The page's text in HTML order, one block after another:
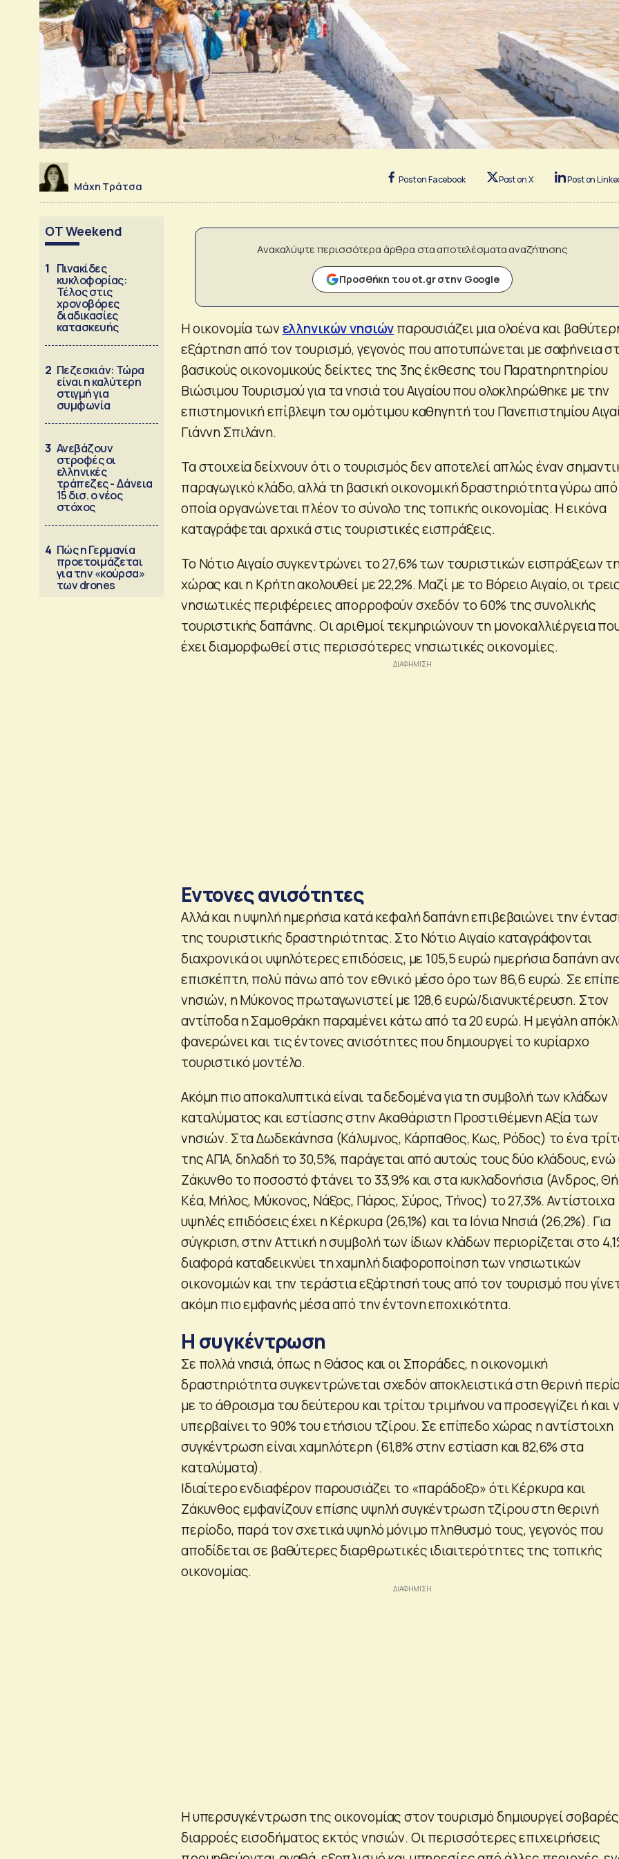
Μάχη Τράτσα
Post on Facebook Post on X Post on
OT Weekend
1 Πινακίδες
κυκλοφορίας:
Τέλος στις
χρονοβόρες
διαδικασίες
κατασκευής
2 Πεζεσκιάν: Τώρα
είναι η καλύτερη
στιγμή για
συμφωνία
3 Ανεβάζουν
στροφές οι
ελληνικές
τράπεζες - Δάνεια
15 δισ. ο νέος
στόχος
4 Πώς η Γερμανία
προετοιμάζεται
για την «κούρσα»
των drones
Ανακαλύψτε περισσότερα άρθρα στα αποτελέσματα αναζήτησης
Προσθήκη του ot.gr στην Google
Η οικονομία των ελληνικών νησιώνπαρουσιάζει μια ολοένα και
εξάρτηση από τον τουρισμό, γεγονός που αποτυπώνεται με σαφήνεια
βασικούς οικονομικούς δείκτες της 3ης έκθεσης του Παρατηρητηρίου
Βιώσιμου Τουρισμού για τα νησιά του Αιγαίου που ολοκληρώθηκε με την
επιστημονική επίβλεψη του ομότιμου καθηγητή του Πανεπιστημίου
Γιάννη Σπιλάνη.
Τα στοιχεία δείχνουν ότι ο τουρισμός δεν αποτελεί απλώς έναν
παραγωγικό κλάδο, αλλά τη βασική οικονομική δραστηριότητα γύρω
οποία οργανώνεται πλέον το σύνολο της τοπικής οικονομίας. Η εικόνα
καταγράφεται αρχικά στις τουριστικές εισπράξεις.
Το Νότιο Αιγαίο συγκεντρώνει το 27,6% των τουριστικών εισπράξεων
χώρας και η Κρήτη ακολουθεί με 22,2%. Μαζί με το Βόρειο Αιγαίο, οι
νησιωτικές περιφέρειες απορροφούν σχεδόν το 60% της συνολικής
τουριστικής δαπάνης. Οι αριθμοί τεκμηριώνουν τη μονοκαλλιέργεια
έχει διαμορφωθεί στις περισσότερες νησιωτικές οικονομίες.
Eντονες ανισότητες
Αλλά και η υψηλή ημερήσια κατά κεφαλή δαπάνη επιβεβαιώνει την
της τουριστικής δραστηριότητας. Στο Νότιο Αιγαίο καταγράφονται
διαχρονικά οι υψηλότερες επιδόσεις, με 105,5 ευρώ ημερήσια δαπάνη
επισκέπτη, πολύ πάνω από τον εθνικό μέσο όρο των 86,6 ευρώ. Σε
νησιών, η Μύκονος πρωταγωνιστεί με 128,6 ευρώ/διανυκτέρευση. Στον
αντίποδα η Σαμοθράκη παραμένει κάτω από τα 20 ευρώ. Η μεγάλη
φανερώνει και τις έντονες ανισότητες που δημιουργεί το κυρίαρχο
τουριστικό μοντέλο.
Ακόμη πιο αποκαλυπτικά είναι τα δεδομένα για τη συμβολή των κλάδων
καταλύματος και εστίασης στην Ακαθάριστη Προστιθέμενη Αξία των
νησιών. Στα Δωδεκάνησα (Κάλυμνος, Κάρπαθος, Κως, Ρόδος) το ένα
της ΑΠΑ, δηλαδή το 30,5%, παράγεται από αυτούς τους δύο κλάδους,
Ζάκυνθο το ποσοστό φτάνει το 33,9% και στα κυκλαδονήσια (Aνδρος,
Κέα, Μήλος, Μύκονος, Νάξος, Πάρος, Σύρος, Τήνος) το 27,3%. Αντίστοιχα
υψηλές επιδόσεις έχει η Κέρκυρα (26,1%) και τα Ιόνια Νησιά (26,2%). Για
σύγκριση, στην Αττική η συμβολή των ίδιων κλάδων περιορίζεται στο
διαφορά καταδεικνύει τη χαμηλή διαφοροποίηση των νησιωτικών
οικονομιών και την τεράστια εξάρτησή τους από τον τουρισμό που
ακόμη πιο εμφανής μέσα από την έντονη εποχικότητα.
H συγκέντρωση
Σε πολλά νησιά, όπως η Θάσος και οι Σποράδες, η οικονομική
δραστηριότητα συγκεντρώνεται σχεδόν αποκλειστικά στη θερινή
με το άθροισμα του δεύτερου και τρίτου τριμήνου να προσεγγίζει ή και
υπερβαίνει το 90% του ετήσιου τζίρου. Σε επίπεδο χώρας η αντίστοιχη
συγκέντρωση είναι χαμηλότερη (61,8% στην εστίαση και 82,6% στα
καταλύματα).
Ιδιαίτερο ενδιαφέρον παρουσιάζει το «παράδοξο» ότι Κέρκυρα και
Ζάκυνθος εμφανίζουν επίσης υψηλή συγκέντρωση τζίρου στη θερινή
περίοδο, παρά τον σχετικά υψηλό μόνιμο πληθυσμό τους, γεγονός που
αποδίδεται σε βαθύτερες διαρθρωτικές ιδιαιτερότητες της τοπικής
οικονομίας.
Η υπερσυγκέντρωση της οικονομίας στον τουρισμό δημιουργεί σοβαρές
διαρροές εισοδήματος εκτός νησιών. Οι περισσότερες επιχειρήσεις